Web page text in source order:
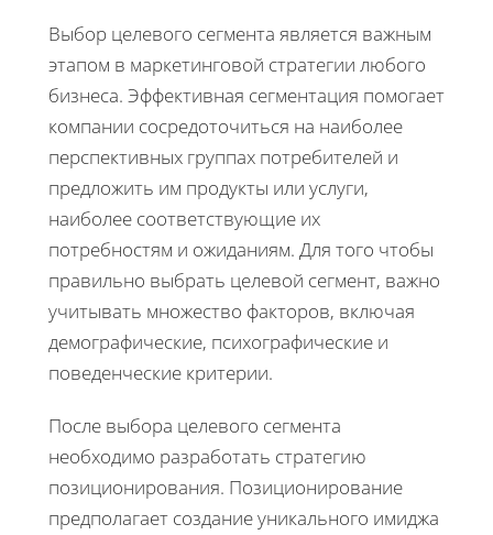
Выбор целевого сегмента является важным
этапом в маркетинговой стратегии любого
бизнеса. Эффективная сегментация помогает
компании сосредоточиться на наиболее
перспективных группах потребителей и
предложить им продукты или услуги,
наиболее соответствующие их
потребностям и ожиданиям. Для того чтобы
правильно выбрать целевой сегмент, важно
учитывать множество факторов, включая
демографические, психографические и
поведенческие критерии.
После выбора целевого сегмента
необходимо разработать стратегию
позиционирования. Позиционирование
предполагает создание уникального имиджа